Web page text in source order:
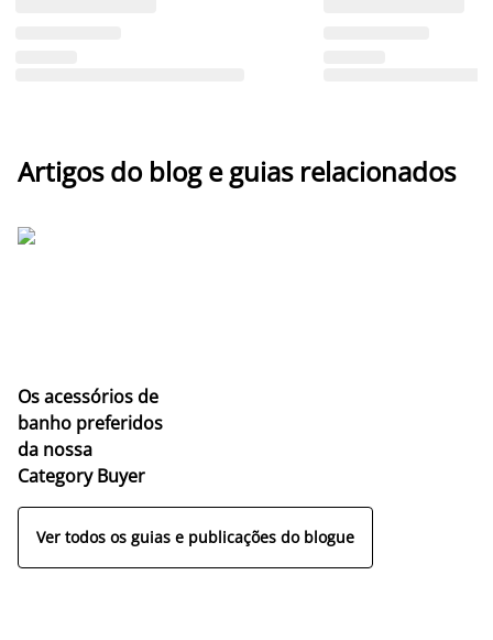
Artigos do blog e guias relacionados
Os acessórios de
banho preferidos
da nossa
Category Buyer
Ver todos os guias e publicações do blogue